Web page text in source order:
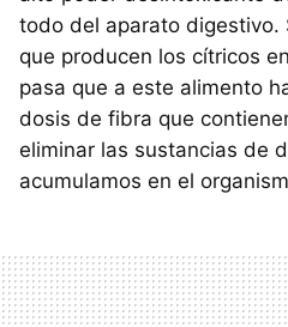
todo del aparato digestivo.
que producen los cítricos
pasa que a este alimento
dosis de fibra que
eliminar las sustancias de
acumulamos en el